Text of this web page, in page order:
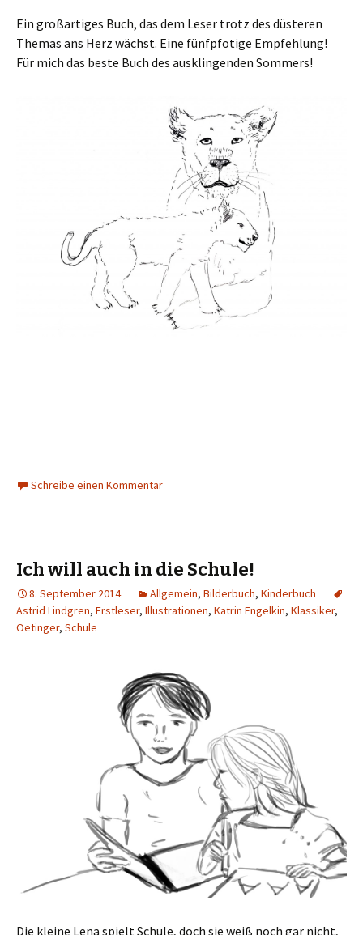
Ein großartiges Buch, das dem Leser trotz des düsteren
Themas ans Herz wächst. Eine fünfpfotige Empfehlung!
Für mich das beste Buch des ausklingenden Sommers!
Schreibe einen Kommentar
Ich will auch in die Schule!
8. September 2014 Allgemein, Bilderbuch, Kinderbuch
Astrid Lindgren, Erstleser, Illustrationen, Katrin Engelkin, Klassiker,
Oetinger, Schule
Die kleine Lena spielt Schule, doch sie weiß noch gar nicht,